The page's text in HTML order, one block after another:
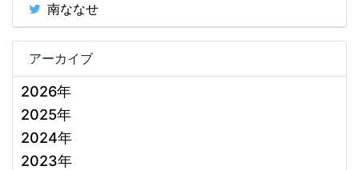
南ななせ
アーカイブ
2026年
2025年
2024年
2023年